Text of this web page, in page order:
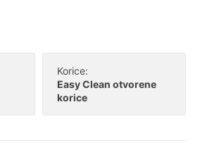
Korice:
Easy Clean otvorene
korice